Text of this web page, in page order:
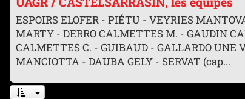
ESPOIRS ELOFER - PIÉTU - VEYRIES
MARTY - DERRO CALMETTES M. - GAUDIN
CALMETTES C. - GUIBAUD - GALLARDO UNE
MANCIOTTA - DAUBA GELY - SERVAT (cap...